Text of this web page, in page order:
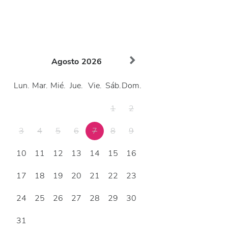
Agosto 2026
Lun. Mar. Mié. Jue. Vie. Sáb.Dom.
1
2
3
4 5 6 7 8
9
10
11 12 13 14 15
16
17
18 19 20 21 22
23
24
25 26 27 28 29
30
31